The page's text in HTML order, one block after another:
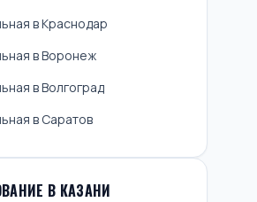
в Краснодар
в Воронеж
в Волгоград
в Саратов
В КАЗАНИ